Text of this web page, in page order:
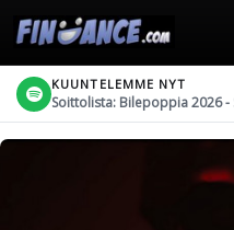
KUUNTELEMME NYT
Soittolista: Bilepoppia 2026 -